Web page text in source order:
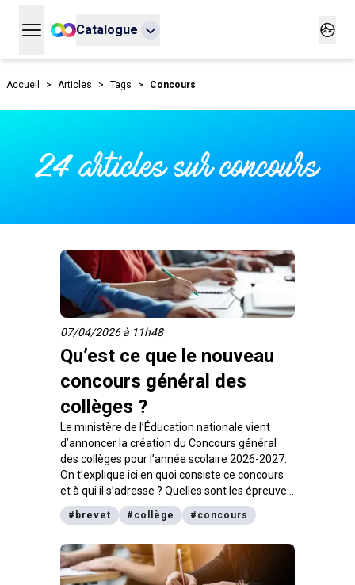
Ouvrir le menu principal
Catalogue
Accueil > Articles > Tags > Concours
24 articles sur concours
07/04/2026 à 11h48
Qu’est ce que le nouveau
concours général des
collèges ?
Le ministère de l’Éducation nationale vient
d’annoncer la création du Concours général
des collèges pour l’année scolaire 2026-2027.
On t’explique ici en quoi consiste ce concours
et à qui il s’adresse ? Quelles sont les épreuves
et en quoi cela peut valoriser ton dossier
scolaire. Zoom aussi sur les dates à retenir.
# brevet # collège # concours